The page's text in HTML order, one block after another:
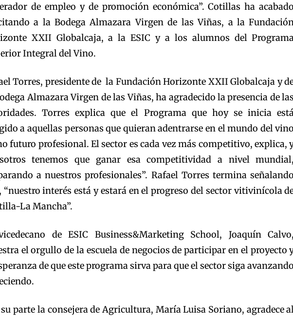
de empleo y de promoción económica”. Cotillas ha acabado
a la Bodega Almazara Virgen de las Viñas, a la
XXII Globalcaja, a la ESIC y a los alumnos del
Integral del Vino.
Torres, presidente de la Fundación Horizonte XXII Globalcaja y
Almazara Virgen de las Viñas, ha agradecido la presencia de las
Torres explica que el Programa que hoy se inicia
a aquellas personas que quieran adentrarse en el mundo del vino
futuro profesional. El sector es cada vez más competitivo, explica,
tenemos que ganar esa competitividad a nivel mundial,
a nuestros profesionales”. Rafael Torres termina señalando
“nuestro interés está y estará en el progreso del sector vitivinícola
La Mancha”.
de ESIC Business&Marketing School, Joaquín Calvo,
el orgullo de la escuela de negocios de participar en el proyecto
de que este programa sirva para que el sector siga avanzando
parte la consejera de Agricultura, María Luisa Soriano, agradece